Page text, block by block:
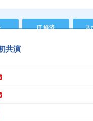
IT 経済 ス
共演